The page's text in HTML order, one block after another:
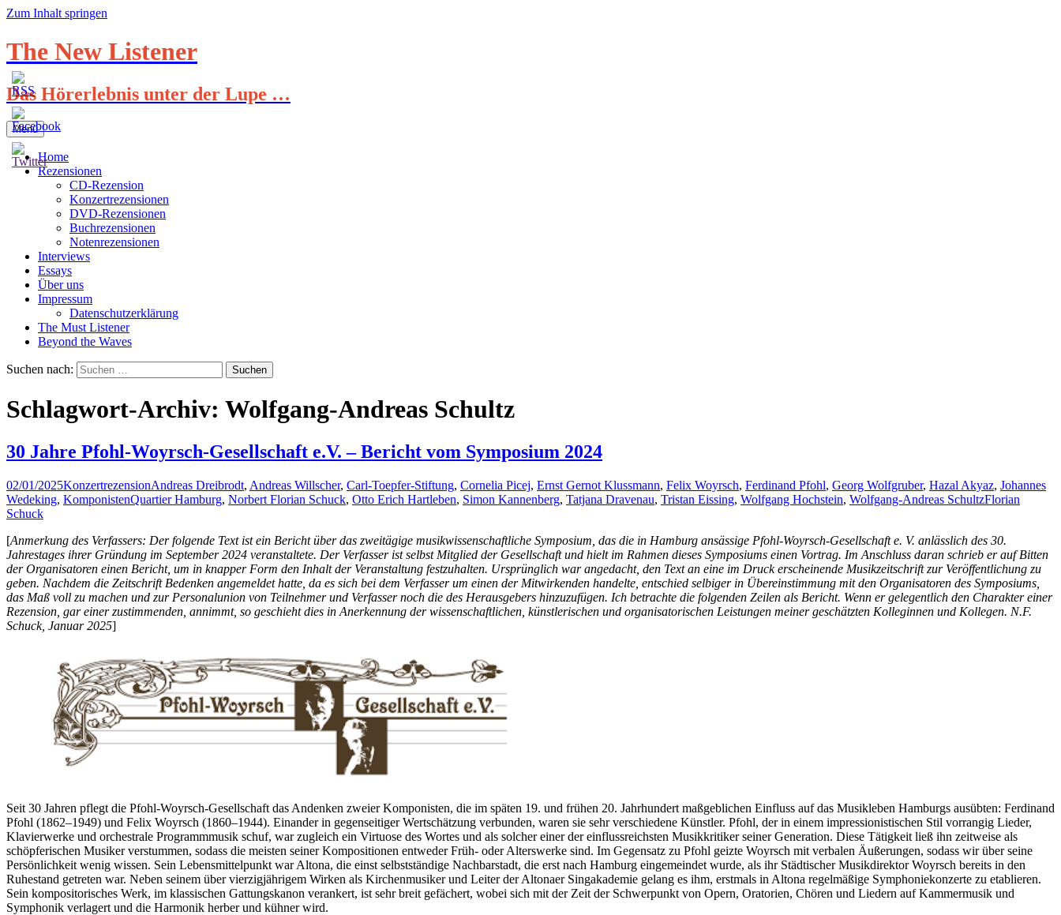
Zum Inhalt springen
The New Listener
Das Hörerlebnis unter der Lupe …
Menü
Home
Rezensionen
CD-Rezension
Konzertrezensionen
DVD-Rezensionen
Buchrezensionen
Notenrezensionen
Interviews
Essays
Über uns
Impressum
Datenschutzerklärung
The Must Listener
Beyond the Waves
Suchen nach:
Schlagwort-Archiv: Wolfgang-Andreas Schultz
30 Jahre Pfohl-Woyrsch-Gesellschaft e.V. – Bericht vom Symposium 2024
02/01/2025KonzertrezensionAndreas Dreibrodt, Andreas Willscher, Carl-Toepfer-Stiftung, Cornelia Picej, Ernst Gernot Klussmann, Felix Woyrsch, Ferdinand Pfohl, Georg Wolfgruber, Hazal Akyaz, Johannes
Wedeking, KomponistenQuartier Hamburg, Norbert Florian Schuck, Otto Erich Hartleben, Simon Kannenberg, Tatjana Dravenau, Tristan Eissing, Wolfgang Hochstein, Wolfgang-Andreas SchultzFlorian
Schuck
[Anmerkung des Verfassers: Der folgende Text ist ein Bericht über das zweitägige musikwissenschaftliche Symposium, das die in Hamburg ansässige Pfohl-Woyrsch-Gesellschaft e. V. anlässlich des 30.
Jahrestages ihrer Gründung im September 2024 veranstaltete. Der Verfasser ist selbst Mitglied der Gesellschaft und hielt im Rahmen dieses Symposiums einen Vortrag. Im Anschluss daran schrieb er auf Bitten
der Organisatoren einen Bericht, um in knapper Form den Inhalt der Veranstaltung festzuhalten. Ursprünglich war angedacht, den Text an eine im Druck erscheinende Musikzeitschrift zur Veröffentlichung zu
geben. Nachdem die Zeitschrift Bedenken angemeldet hatte, da es sich bei dem Verfasser um einen der Mitwirkenden handelte, entschied selbiger in Übereinstimmung mit den Organisatoren des Symposiums,
das Maß voll zu machen und zur Personalunion von Teilnehmer und Verfasser noch die des Herausgebers hinzuzufügen. Ich betrachte die folgenden Zeilen als Bericht. Wenn er gelegentlich den Charakter einer
Rezension, gar einer zustimmenden, annimmt, so geschieht dies in Anerkennung der wissenschaftlichen, künstlerischen und organisatorischen Leistungen meiner geschätzten Kolleginnen und Kollegen. N.F.
Schuck, Januar 2025]
Seit 30 Jahren pflegt die Pfohl-Woyrsch-Gesellschaft das Andenken zweier Komponisten, die im späten 19. und frühen 20. Jahrhundert maßgeblichen Einfluss auf das Musikleben Hamburgs ausübten: Ferdinand
Pfohl (1862–1949) und Felix Woyrsch (1860–1944). Einander in gegenseitiger Wertschätzung verbunden, waren sie sehr verschiedene Künstler. Pfohl, der in einem impressionistischen Stil vorrangig Lieder,
Klavierwerke und orchestrale Programmmusik schuf, war zugleich ein Virtuose des Wortes und als solcher einer der einflussreichsten Musikkritiker seiner Generation. Diese Tätigkeit ließ ihn zeitweise als
schöpferischen Musiker verstummen, sodass die meisten seiner Kompositionen entweder Früh- oder Alterswerke sind. Im Gegensatz zu Pfohl geizte Woyrsch mit verbalen Äußerungen, sodass wir über seine
Persönlichkeit wenig wissen. Sein Lebensmittelpunkt war Altona, die einst selbstständige Nachbarstadt, die erst nach Hamburg eingemeindet wurde, als ihr Städtischer Musikdirektor Woyrsch bereits in den
Ruhestand getreten war. Neben seinem über vierzigjährigem Wirken als Kirchenmusiker und Leiter der Altonaer Singakademie gelang es ihm, erstmals in Altona regelmäßige Symphoniekonzerte zu etablieren.
Sein kompositorisches Werk, im klassischen Gattungskanon verankert, ist sehr breit gefächert, wobei sich mit der Zeit der Schwerpunkt von Opern, Oratorien, Chören und Liedern auf Kammermusik und
Symphonik verlagert und die Harmonik herber und kühner wird.